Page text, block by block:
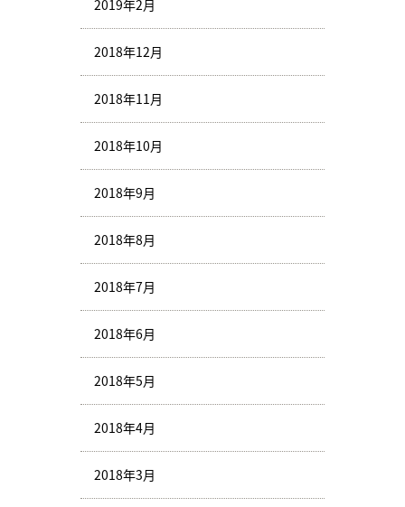
2019年2月
2018年12月
2018年11月
2018年10月
2018年9月
2018年8月
2018年7月
2018年6月
2018年5月
2018年4月
2018年3月